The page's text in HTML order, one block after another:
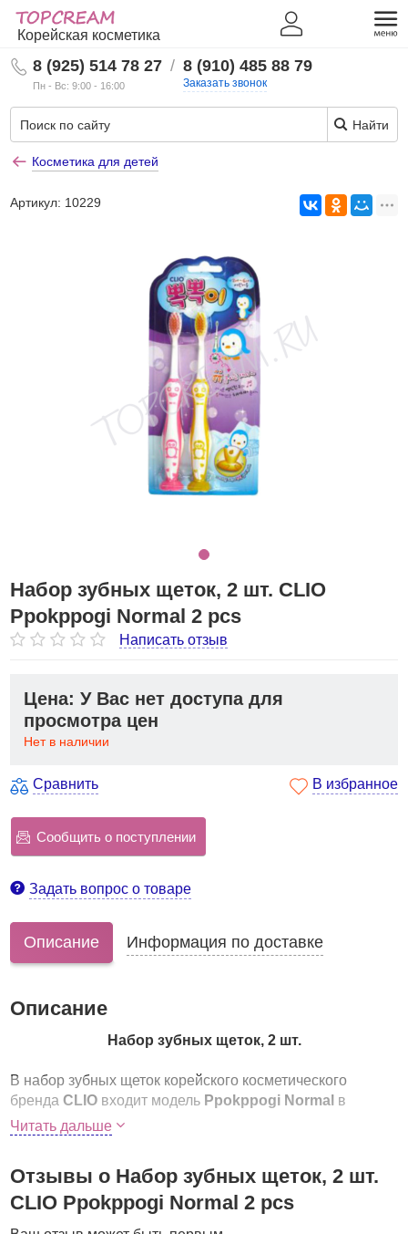
Корейская косметика
8 (925) 514 78 27
Пн - Вс: 9:00 - 16:00
/ 8 (910) 485 88 79
Заказать звонок
Найти
Косметика для детей
Артикул: 10229
Набор зубных щеток, 2 шт. CLIO
Ppokppogi Normal 2 pcs
Написать отзыв
Цена: У Вас нет доступа для
просмотра цен
Нет в наличии
Сравнить В избранное
Сообщить о поступлении
Задать вопрос о товаре
Описание Информация по доставке
Описание
Набор зубных щеток, 2 шт.
В набор зубных щеток корейского косметического
брендаCLIO входит модель Ppokppogi Normal в
количестве 2 шт. Щетки рассчитаны для применения
детьми от 2 до 6 лет.
Щетки произведены по запатентованной технологии:
Читать дальше
Отзывы о Набор зубных щеток, 2 шт.
CLIO Ppokppogi Normal 2 pcs